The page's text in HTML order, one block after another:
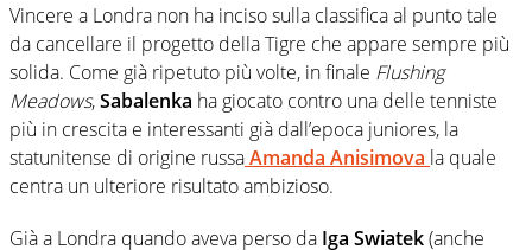
Vincere a Londra non ha inciso sulla classifica al punto tale
da cancellare il progetto della Tigre che appare sempre più
solida. Come già ripetuto più volte, in finale Flushing
Meadows,Sabalenka ha giocato contro una delle tenniste
più in crescita e interessanti già dall’epoca juniores, la
statunitense di origine russaAmanda Anisimova la quale
centra un ulteriore risultato ambizioso.
Già a Londra quando aveva perso da Iga Swiatek(anche